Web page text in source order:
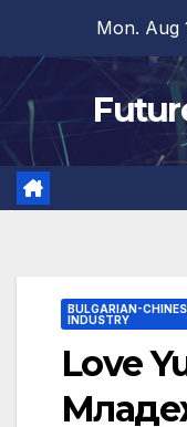
content
Mon. Aug
BULGARIAN-
INDUSTRY
Love